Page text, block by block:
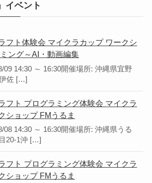
イベント
フト体験会 マイクラカップ ワークシ
ング～AI・動画編集
09 14:30 ～ 16:30開催場所: 沖縄県宜野
佐 […]
フト プログラミング体験会 マイクラ
ショップ FMうるま
08 14:30 ～ 16:30開催場所: 沖縄県うる
20-1沖 […]
フト プログラミング体験会 マイクラ
ショップ FMうるま